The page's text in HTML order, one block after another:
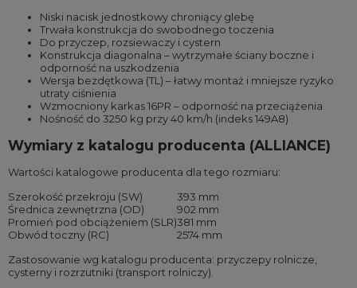
Niski nacisk jednostkowy chroniący glebę
Trwała konstrukcja do swobodnego toczenia
Do przyczep, rozsiewaczy i cystern
Konstrukcja diagonalna – wytrzymałe ściany boczne i
odporność na uszkodzenia
Wersja bezdętkowa (TL) – łatwy montaż i mniejsze ryzyko
utraty ciśnienia
Wzmocniony karkas 16PR – odporność na przeciążenia
Nośność do 3250 kg przy 40 km/h (indeks 149A8)
Wymiary z katalogu producenta (ALLIANCE)
Wartości katalogowe producenta dla tego rozmiaru:
Szerokość przekroju (SW)
393 mm
Średnica zewnętrzna (OD)
902 mm
Promień pod obciążeniem (SLR)381 mm
Obwód toczny (RC)
2574 mm
Zastosowanie wg katalogu producenta: przyczepy rolnicze,
cysterny i rozrzutniki (transport rolniczy).